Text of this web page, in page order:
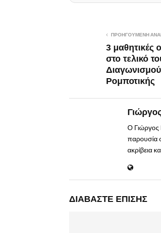
ΠΡΟΗΓΟΎΜΕΝΗ
3 μαθητικές
στο τελικό
Ρομποτικής
Ο Γιώργος
παρουσία
ακρίβεια
ΔΙΑΒΆΣΤΕ ΕΠΊΣΗΣ